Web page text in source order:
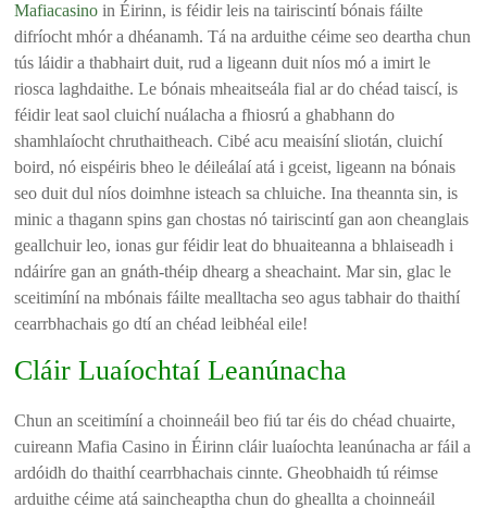
Mafiacasino in Éirinn, is féidir leis na tairiscintí bónais fáilte
difríocht mhór a dhéanamh. Tá na arduithe céime seo deartha chun
tús láidir a thabhairt duit, rud a ligeann duit níos mó a imirt le
riosca laghdaithe. Le bónais mheaitseála fial ar do chéad taiscí, is
féidir leat saol cluichí nuálacha a fhiosrú a ghabhann do
shamhlaíocht chruthaitheach. Cibé acu meaisíní sliotán, cluichí
boird, nó eispéiris bheo le déileálaí atá i gceist, ligeann na bónais
seo duit dul níos doimhne isteach sa chluiche. Ina theannta sin, is
minic a thagann spins gan chostas nó tairiscintí gan aon cheanglais
geallchuir leo, ionas gur féidir leat do bhuaiteanna a bhlaiseadh i
ndáiríre gan an gnáth-théip dhearg a sheachaint. Mar sin, glac le
sceitimíní na mbónais fáilte mealltacha seo agus tabhair do thaithí
cearrbhachais go dtí an chéad leibhéal eile!
Cláir Luaíochtaí Leanúnacha
Chun an sceitimíní a choinneáil beo fiú tar éis do chéad chuairte,
cuireann Mafia Casino in Éirinn cláir luaíochta leanúnacha ar fáil a
ardóidh do thaithí cearrbhachais cinnte. Gheobhaidh tú réimse
arduithe céime atá saincheaptha chun do gheallta a choinneáil